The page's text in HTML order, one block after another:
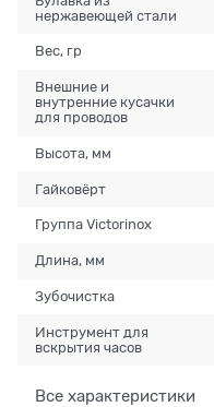
нержавеющей стали
Вес, гр
Внешние и
внутренние кусачки
для проводов
Высота, мм
Гайковёрт
Группа Victorinox
Длина, мм
Зубочистка
Инструмент для
вскрытия часов
Все характеристики